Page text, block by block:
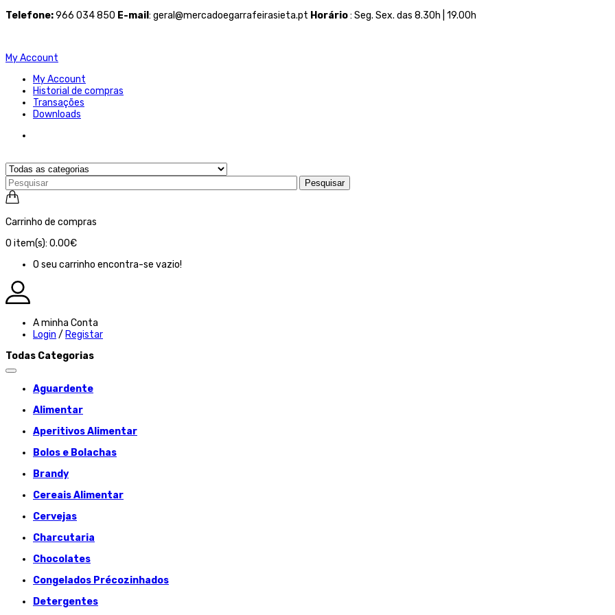
Telefone:966 034 850 E-mail : geral@mercadoegarrafeirasieta.pt Horário: Seg. Sex. das 8.30h | 19.00h
My Account
My Account
Historial de compras
Transações
Downloads
Pesquisar
Carrinho de compras
0 item(s): 0.00€
O seu carrinho encontra-se vazio!
A minha Conta
Login / Registar
Todas Categorias
Aguardente
Alimentar
Aperitivos Alimentar
Bolos e Bolachas
Brandy
Cereais Alimentar
Cervejas
Charcutaria
Chocolates
Congelados Précozinhados
Detergentes